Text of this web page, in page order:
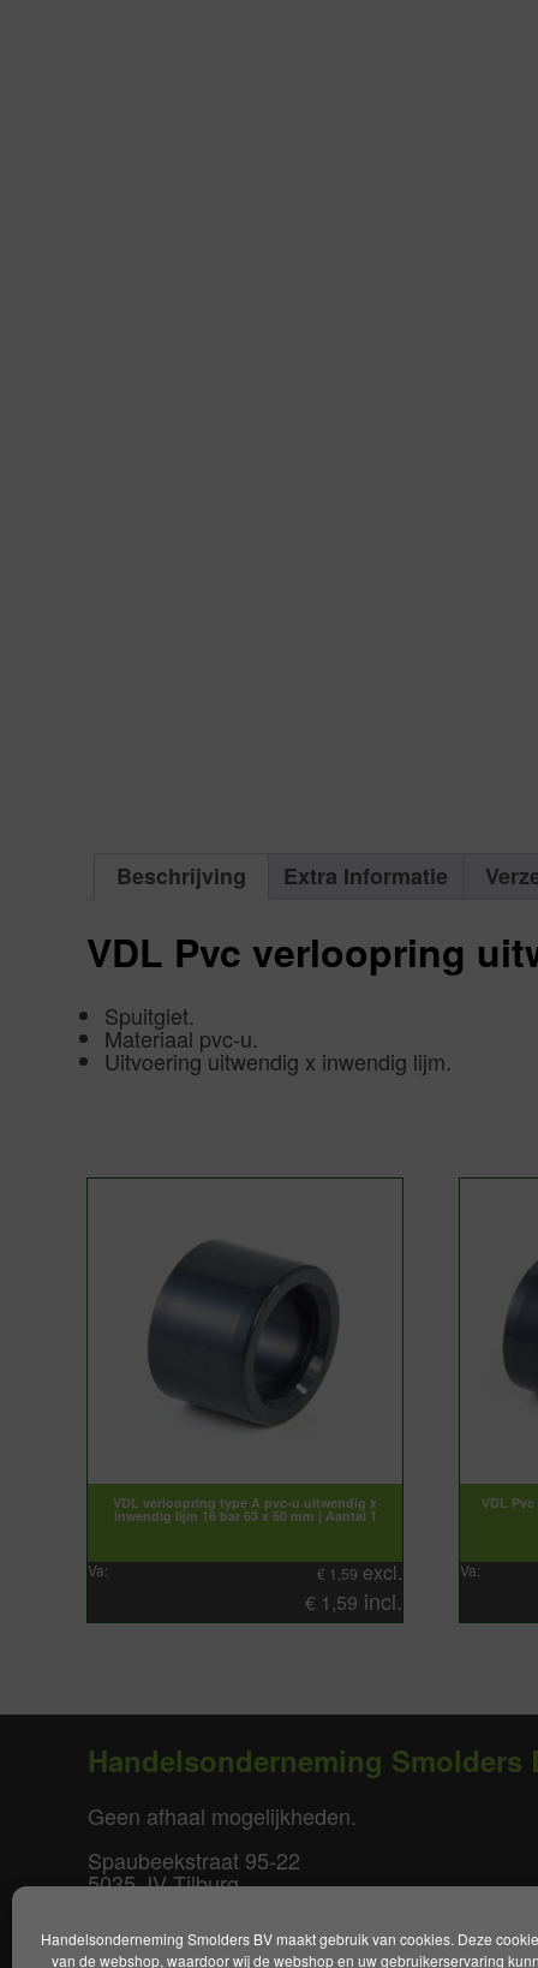
Handelsonderneming Smolders BV maakt gebruik van cookies. Deze
van de webshop, waardoor wij de webshop en uw gebruikerservaring
Beschrijving Extra Informatie
VDL Pvc verloopring
Spuitgiet.
Materiaal pvc-u.
Uitvoering uitwendig x inwendig lijm.
VDL verloopring type A pvc-u uitwendig x
inwendig lijm 16 bar 63 x 50 mm | Aantal 1
Va: € 1,59 excl.
€ 1,59 incl.
VDL
Va:
Handelsonderneming Smolders
Geen afhaal mogelijkheden.
Spaubeekstraat 95-22
5035 JV Tilburg
T. +31(0)85-0640877
E.info@smoldersbv.nl